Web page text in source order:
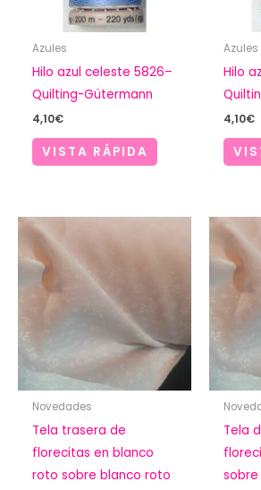
Azules
Hilo azul celeste 5826–
Quilting-Gütermann
4,10€
VISTA RÁPIDA
Azules
Hilo
4,10€
Novedades
Tela trasera de
florecitas en blanco
roto sobre blanco roto
Tela